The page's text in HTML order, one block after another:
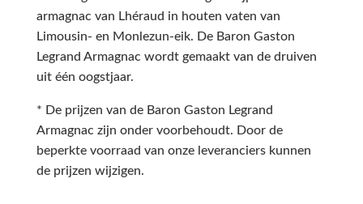
armagnac van Lhéraud in houten vaten van
Limousin- en Monlezun-eik. De Baron Gaston
Legrand Armagnac wordt gemaakt van de druiven
uit één oogstjaar.
* De prijzen van de Baron Gaston Legrand
Armagnac zijn onder voorbehoudt. Door de
beperkte voorraad van onze leveranciers kunnen
de prijzen wijzigen.